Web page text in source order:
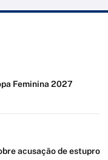
Feminina 2027
acusação de estupro